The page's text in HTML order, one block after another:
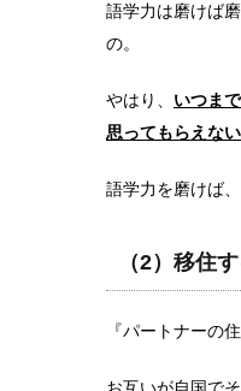
中
イ
中
語学力は磨けば
の。
やはり、 いつま
思ってもらえな
語学力を磨けば
（2）移住
『パートナーの